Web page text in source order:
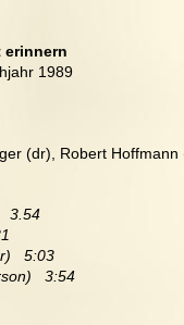
erinnern
1989
(dr), Robert Hoffmann
3.54
5:03
3:54